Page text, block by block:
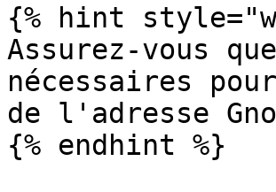
{% hint
Assurez-vous
nécessaires
de l'adresse
{% endhint %}